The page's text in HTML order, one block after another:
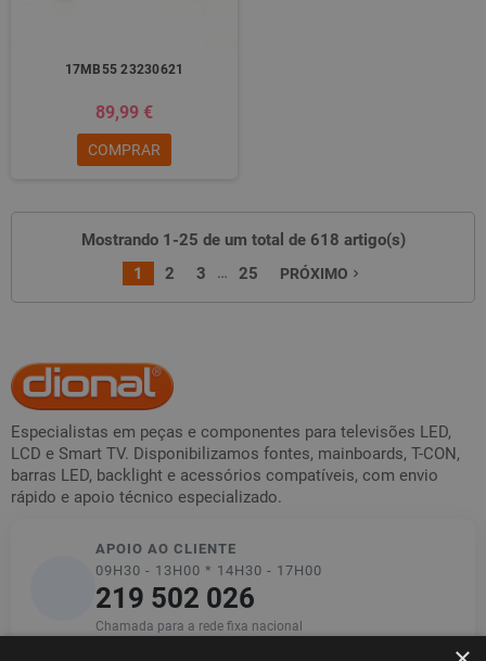
17MB55 23230621
89,99 €
COMPRAR
Mostrando 1-25 de um total de 618 artigo(s)
1
2 3 … 25 PRÓXIMO navigate_next
Especialistas em peças e componentes para televisões LED,
LCD e Smart TV. Disponibilizamos fontes, mainboards, T-CON,
barras LED, backlight e acessórios compatíveis, com envio
rápido e apoio técnico especializado.
APOIO AO CLIENTE
09H30 - 13H00 * 14H30 - 17H00
219 502 026
Chamada para a rede fixa nacional